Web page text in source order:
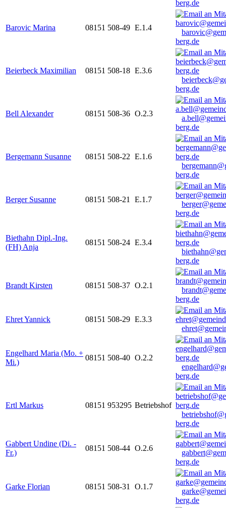
berg.de
Barovic Marina 08151 508-49 E.1.4
berg.de
Beierbeck Maximilian 08151 508-18 E.3.6
berg.de
Bell Alexander 08151 508-36 O.2.3
berg.de
Bergemann Susanne 08151 508-22 E.1.6
berg.de
Berger Susanne 08151 508-21 E.1.7
berg.de
Biethahn Dipl.-Ing.
(FH) Anja
08151 508-24 E.3.4
berg.de
Brandt Kirsten 08151 508-37 O.2.1
berg.de
Ehret Yannick 08151 508-29 E.3.3
Engelhard Maria (Mo. +
Mi.)
08151 508-40 O.2.2
berg.de
Ertl Markus 08151 953295 Betriebshof
berg.de
Gabbert Undine (Di. -
Fr.)
08151 508-44 O.2.6
berg.de
Garke Florian 08151 508-31 O.1.7
berg.de